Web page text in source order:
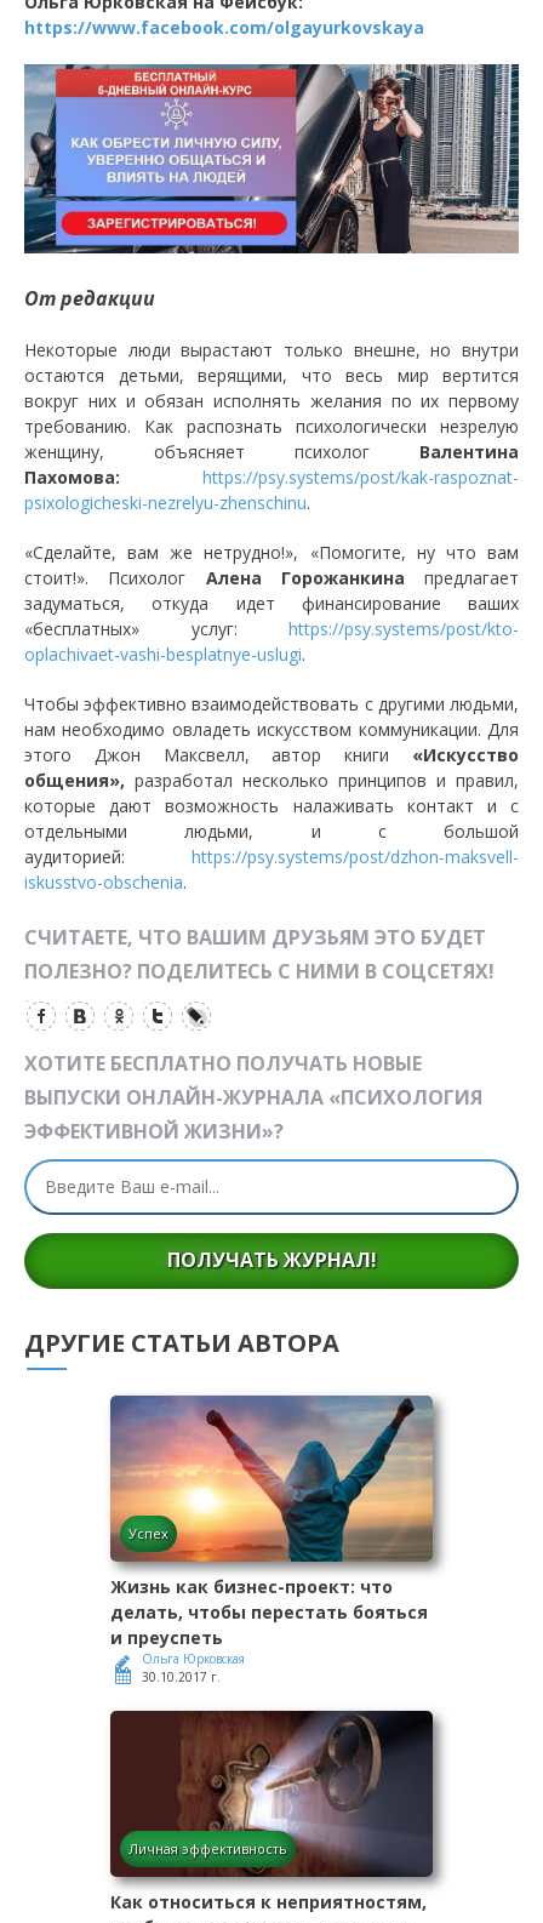
https://www.facebook.com/olgayurkovskaya
От редакции
Некоторые люди вырастают только внешне, но внутри
остаются детьми, верящими, что весь мир вертится
вокруг них и обязан исполнять желания по их первому
требованию. Как распознать психологически незрелую
женщину, объясняет психолог Валентина
Пахомова:
https://psy.systems/post/kak-raspoznat-
psixologicheski-nezrelyu-zhenschinu.
«Сделайте, вам же нетрудно!», «Помогите, ну что вам
стоит!». Психолог Алена Горожанкина предлагает
задуматься, откуда идет финансирование ваших
«бесплатных» услуг: https://psy.systems/post/kto-
oplachivaet-vashi-besplatnye-uslugi.
Чтобы эффективно взаимодействовать с другими людьми,
нам необходимо овладеть искусством коммуникации. Для
этого Джон Максвелл, автор книги «Искусство
общения», разработал несколько принципов и правил,
которые дают возможность налаживать контакт и с
отдельными людьми, и с большой
аудиторией: https://psy.systems/post/dzhon-maksvell-
iskusstvo-obschenia.
СЧИТАЕТЕ, ЧТО ВАШИМ ДРУЗЬЯМ ЭТО БУДЕТ
ПОЛЕЗНО? ПОДЕЛИТЕСЬ С НИМИ В СОЦСЕТЯХ!
ХОТИТЕ БЕСПЛАТНО ПОЛУЧАТЬ НОВЫЕ
ВЫПУСКИ ОНЛАЙН-ЖУРНАЛА «ПСИХОЛОГИЯ
ЭФФЕКТИВНОЙ ЖИЗНИ»?
ПОЛУЧАТЬ ЖУРНАЛ!
ДРУГИЕ СТАТЬИ АВТОРА
Успех
Жизнь как бизнес-проект: что
делать, чтобы перестать бояться
и преуспеть
Ольга Юрковская
30.10.2017 г.
Личная эффективность
Как относиться к неприятностям,